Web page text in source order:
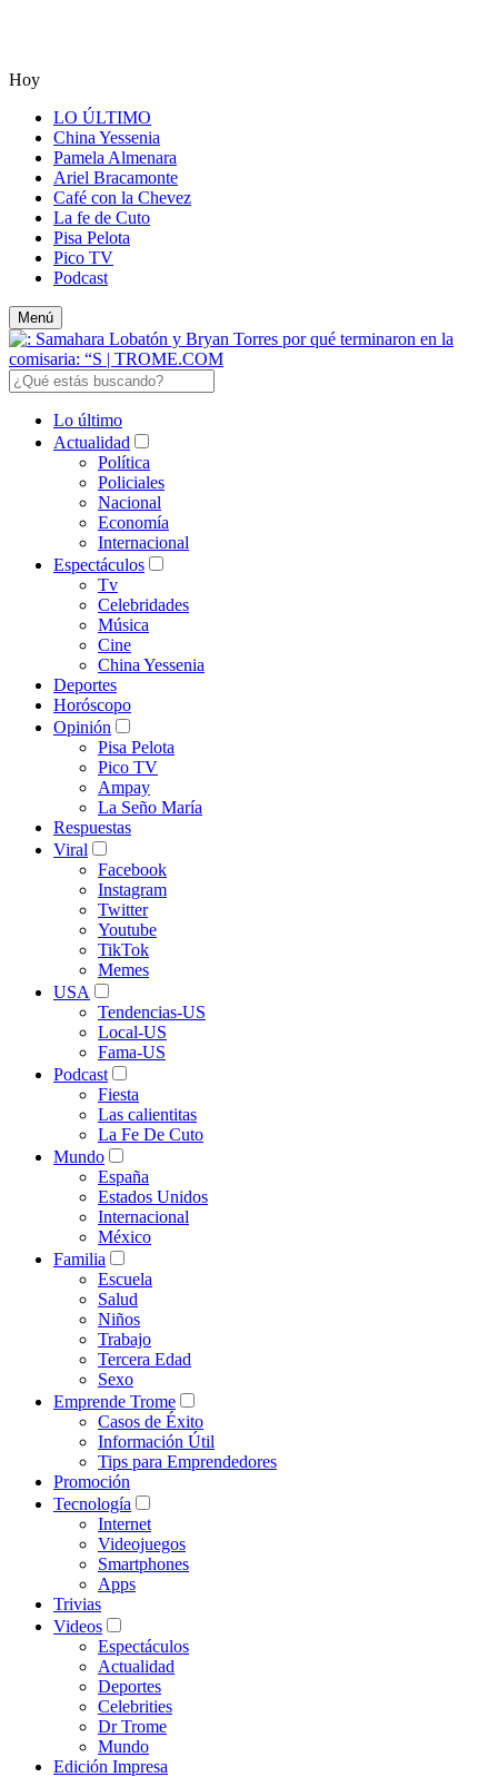
Hoy
LO ÚLTIMO
China Yessenia
Pamela Almenara
Ariel Bracamonte
Café con la Chevez
La fe de Cuto
Pisa Pelota
Pico TV
Podcast
Menú
Lo último
Actualidad
Política
Policiales
Nacional
Economía
Internacional
Espectáculos
Tv
Celebridades
Música
Cine
China Yessenia
Deportes
Horóscopo
Opinión
Pisa Pelota
Pico TV
Ampay
La Seño María
Respuestas
Viral
Facebook
Instagram
Twitter
Youtube
TikTok
Memes
USA
Tendencias-US
Local-US
Fama-US
Podcast
Fiesta
Las calientitas
La Fe De Cuto
Mundo
España
Estados Unidos
Internacional
México
Familia
Escuela
Salud
Niños
Trabajo
Tercera Edad
Sexo
Emprende Trome
Casos de Éxito
Información Útil
Tips para Emprendedores
Promoción
Tecnología
Internet
Videojuegos
Smartphones
Apps
Trivias
Videos
Espectáculos
Actualidad
Deportes
Celebrities
Dr Trome
Mundo
Edición Impresa